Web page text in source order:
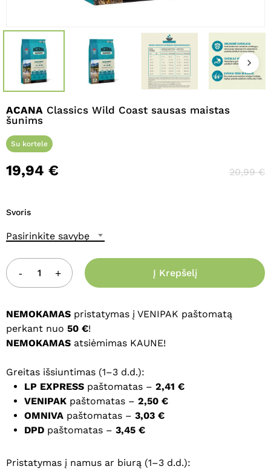
ACANA Classics Wild Coast sausas maistas
šunims
Su kortele
19,94 € 20,99€
Svoris
Pasirinkite savybę
Į Krepšelį
NEMOKAMAS pristatymas į VENIPAK paštomatą
perkant nuo 50 €!
NEMOKAMAS atsiėmimas KAUNE!
Greitas išsiuntimas (1–3 d.d.):
LP EXPRESS paštomatas – 2,41 €
VENIPAK paštomatas – 2,50 €
OMNIVA paštomatas – 3,03 €
DPD paštomatas – 3,45 €
Pristatymas į namus ar biurą (1–3 d.d.):
Pavadinimas
interneto puslapį, kad jų nebereiktų